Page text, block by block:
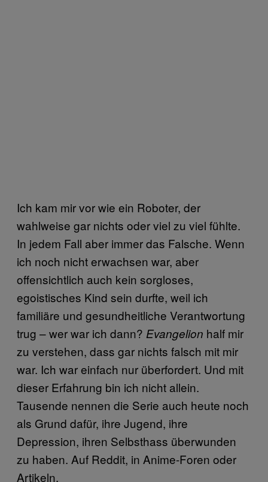
Ich kam mir vor wie ein Roboter, der
wahlweise gar nichts oder viel zu viel fühlte.
In jedem Fall aber immer das Falsche. Wenn
ich noch nicht erwachsen war, aber
offensichtlich auch kein sorgloses,
egoistisches Kind sein durfte, weil ich
familiäre und gesundheitliche Verantwortung
trug – wer war ich dann? Evangelion half mir
zu verstehen, dass gar nichts falsch mit mir
war. Ich war einfach nur überfordert. Und mit
dieser Erfahrung bin ich nicht allein.
Tausende nennen die Serie auch heute noch
als Grund dafür, ihre Jugend, ihre
Depression, ihren Selbsthass überwunden
zu haben. Auf Reddit, in Anime-Foren oder
Artikeln.